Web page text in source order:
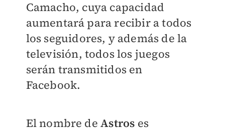
Camacho, cuya capacidad
aumentará para recibir a todos
los seguidores, y además de la
televisión, todos los juegos
serán transmitidos en
Facebook.
El nombre deAstros es